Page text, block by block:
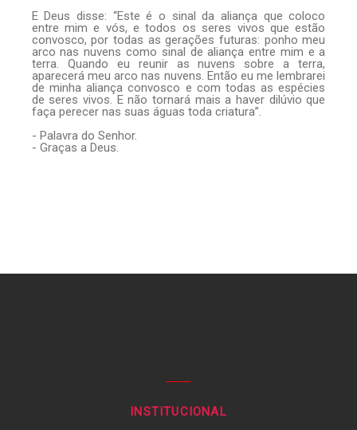
E Deus disse: “Este é o sinal da aliança que coloco
entre mim e vós, e todos os seres vivos que estão
convosco, por todas as gerações futuras: ponho meu
arco nas nuvens como sinal de aliança entre mim e a
terra. Quando eu reunir as nuvens sobre a terra,
aparecerá meu arco nas nuvens. Então eu me lembrarei
de minha aliança convosco e com todas as espécies
de seres vivos. E não tornará mais a haver dilúvio que
faça perecer nas suas águas toda criatura”.
- Palavra do Senhor.
- Graças a Deus.
INSTITUCIONAL